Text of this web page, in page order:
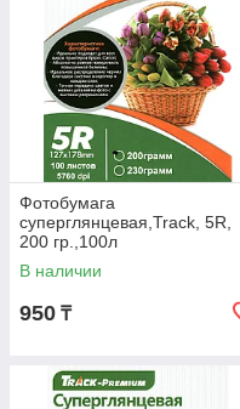
Фотобумага
суперглянцевая,Track, 5R,
200 гр.,100л
В наличии
950 ₸